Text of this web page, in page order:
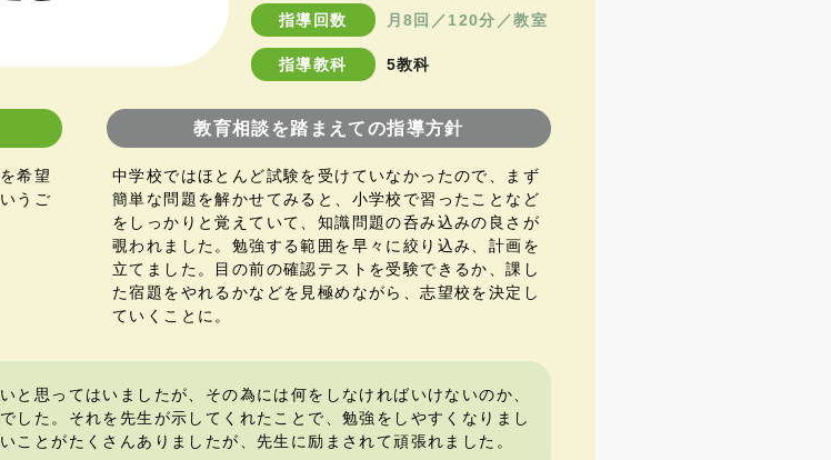
指導回数 月8回／120分／教室
指導教科 5教科
希望
うご
教育相談を踏まえての指導方針
中学校ではほとんど試験を受けていなかったので、まず
簡単な問題を解かせてみると、小学校で習ったことなど
をしっかりと覚えていて、知識問題の呑み込みの良さが
覗われました。勉強する範囲を早々に絞り込み、計画を
立てました。目の前の確認テストを受験できるか、課し
た宿題をやれるかなどを見極めながら、志望校を決定し
ていくことに。
と思ってはいましたが、その為には何をしなければいけないのか、
した。それを先生が示してくれたことで、勉強をしやすくなりまし
ことがたくさんありましたが、先生に励まされて頑張れました。